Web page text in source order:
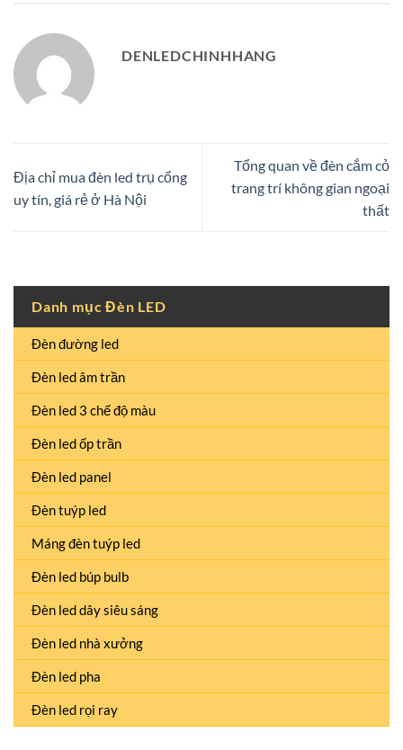
DENLEDCHINHHANG
Địa chỉ mua đèn led trụ cổng
uy tín, giá rẻ ở Hà Nội
Tổng quan về đèn cắm cỏ
trang trí không gian ngoại
thất
Danh mục Đèn LED
Đèn đường led
Đèn led âm trần
Đèn led 3 chế độ màu
Đèn led ốp trần
Đèn led panel
Đèn tuýp led
Máng đèn tuýp led
Đèn led búp bulb
Đèn led dây siêu sáng
Đèn led nhà xưởng
Đèn led pha
Đèn led rọi ray